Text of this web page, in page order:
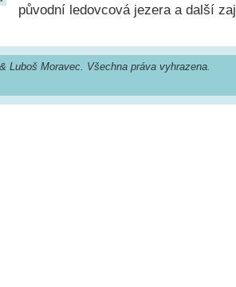
původní ledovcová jezera a další
Luboš Moravec. Všechna práva vyhrazena.